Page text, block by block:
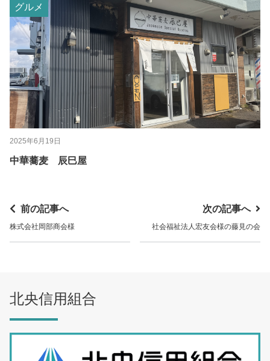
グルメ
2025年6月19日
中華蕎麦 辰巳屋
前の記事へ
株式会社岡部商会様
次の記事へ
社会福祉法人宏友会様の藤見の会
北央信用組合